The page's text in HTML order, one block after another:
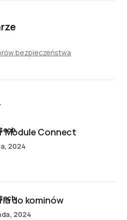
bezpieczeństwa
Module Connect
2024
do kominów
2024